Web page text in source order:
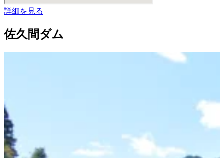
詳細を見る
佐久間ダム